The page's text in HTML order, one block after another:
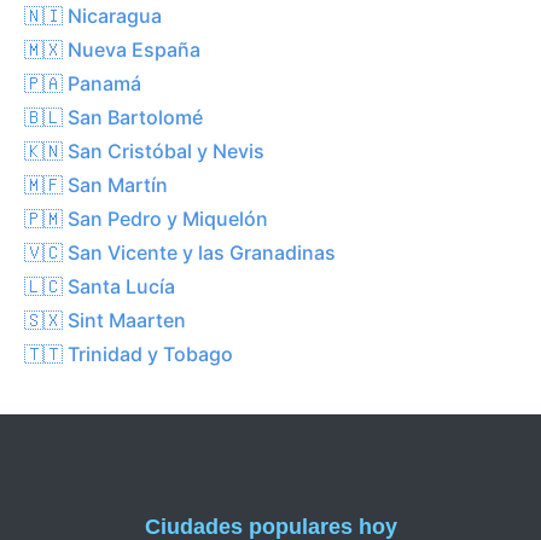
🇳🇮 Nicaragua
🇲🇽 Nueva España
🇵🇦 Panamá
🇧🇱 San Bartolomé
🇰🇳 San Cristóbal y Nevis
🇲🇫 San Martín
🇵🇲 San Pedro y Miquelón
🇻🇨 San Vicente y las Granadinas
🇱🇨 Santa Lucía
🇸🇽 Sint Maarten
🇹🇹 Trinidad y Tobago
Ciudades populares hoy